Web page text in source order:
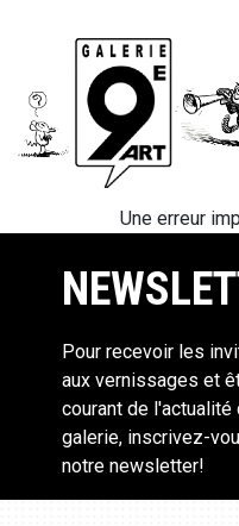
Une erreur
Pour recevoir les
aux vernissages et
courant de l'actualité
galerie, inscrivez-
notre newsletter!